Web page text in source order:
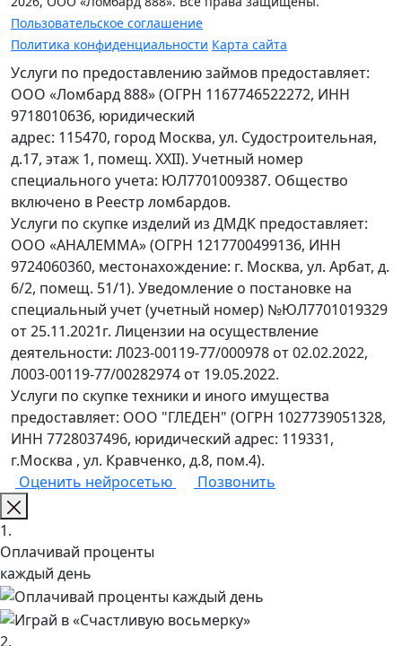
Пользовательское соглашение
Политика конфиденциальности Карта сайта
Услуги по предоставлению займов предоставляет:
ООО «Ломбард 888» (ОГРН 1167746522272, ИНН
9718010636, юридический
адрес: 115470, город Москва, ул. Судостроительная,
д.17, этаж 1, помещ. XXII). Учетный номер
специального учета: ЮЛ7701009387. Общество
включено в Реестр ломбардов.
Услуги по скупке изделий из ДМДК предоставляет:
ООО «АНАЛЕММА» (ОГРН 1217700499136, ИНН
9724060360, местонахождение: г. Москва, ул. Арбат, д.
6/2, помещ. 51/1). Уведомление о постановке на
специальный учет (учетный номер) №ЮЛ7701019329
от 25.11.2021г. Лицензии на осуществление
деятельности: Л023-00119-77/000978 от 02.02.2022,
Л003-00119-77/00282974 от 19.05.2022.
Услуги по скупке техники и иного имущества
предоставляет: ООО "ГЛЕДЕН" (ОГРН 1027739051328,
ИНН 7728037496, юридический адрес: 119331,
г.Москва , ул. Кравченко, д.8, пом.4).
Оценить нейросетью
Позвонить
1.
Оплачивай проценты
каждый день
2.